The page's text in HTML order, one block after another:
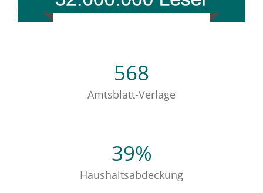
568
Amtsblatt-Verlage
39%
Haushaltsabdeckung